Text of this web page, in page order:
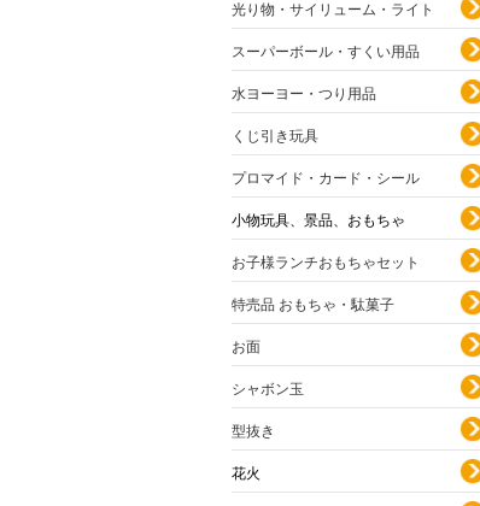
光り物・サイリューム・ライト
スーパーボール・すくい用品
水ヨーヨー・つり用品
くじ引き玩具
プロマイド・カード・シール
小物玩具、景品、おもちゃ
お子様ランチおもちゃセット
特売品 おもちゃ・駄菓子
お面
シャボン玉
型抜き
花火